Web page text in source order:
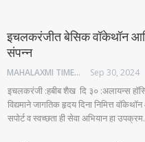
इचलकरंजीत बेसिक वॉकेथॉन
संपन्न
MAHALAXMI TIMES Sep 30, 2024
इचलकरंजी :हबीब शैख दि ३० :अलायन्स
विद्यमाने जागतिक हृदय दिना निमित्त
सपोर्ट व स्वच्छता ही सेवा अभियान हा